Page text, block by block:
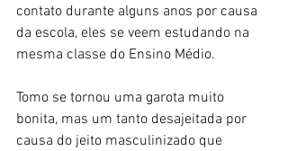
contato durante alguns anos por causa
da escola, eles se veem estudando na
mesma classe do Ensino Médio.
Tomo se tornou uma garota muito
bonita, mas um tanto desajeitada por
causa do jeito masculinizado que